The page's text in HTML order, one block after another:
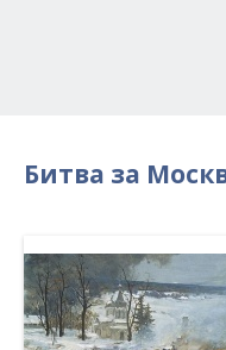
Битва за